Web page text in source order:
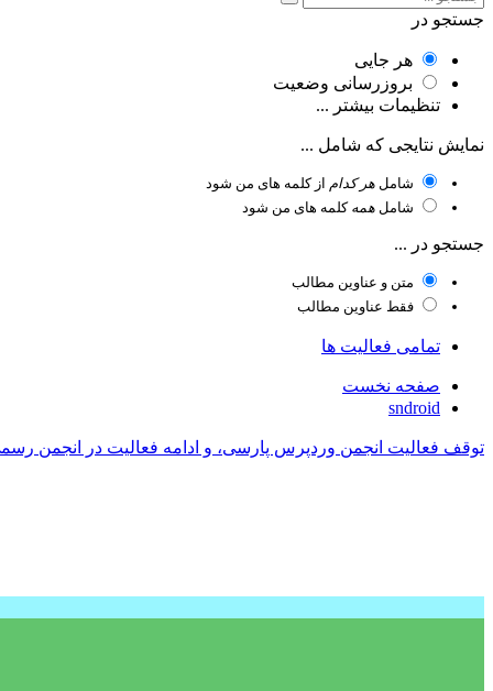
جستجو در
هر جایی
بروزرسانی وضعیت
تنظیمات بیشتر ...
نمایش نتایجی که شامل ...
شامل هر کدام از کلمه های من شود
شامل همه کلمه های من شود
جستجو در ...
متن و عناوین مطالب
فقط عناوین مطالب
تمامی فعالیت ها
صفحه نخست
sndroid
توقف فعالیت انجمن وردپرس پارسی، و ادامه فعالیت در انجمن